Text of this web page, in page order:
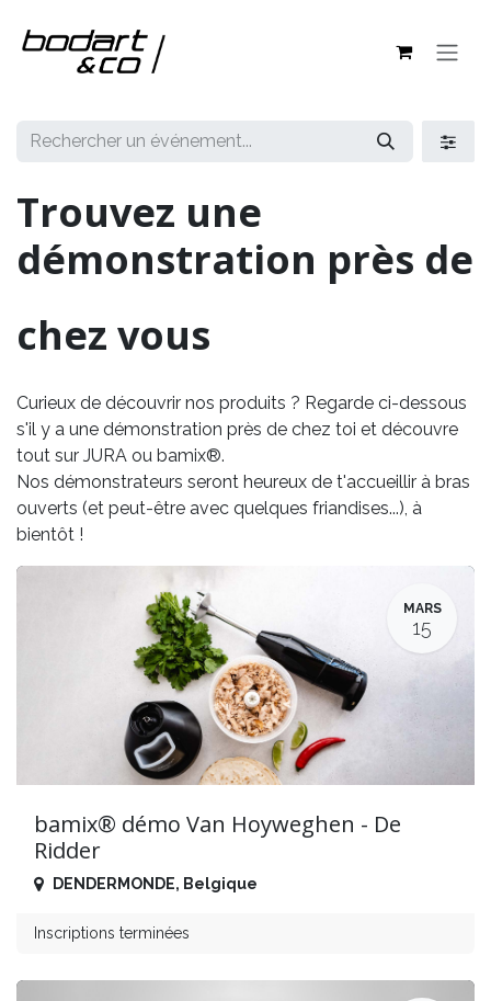
Trouvez une
démonstration près de
chez vous
Curieux de découvrir nos produits ? Regarde ci-dessous
s'il y a une démonstration près de chez toi et découvre
tout sur JURA ou bamix®.
Nos démonstrateurs seront heureux de t'accueillir à bras
ouverts (et peut-être avec quelques friandises...), à
bientôt !
MARS
15
bamix® démo Van Hoyweghen - De
Ridder
DENDERMONDE, Belgique
Inscriptions terminées